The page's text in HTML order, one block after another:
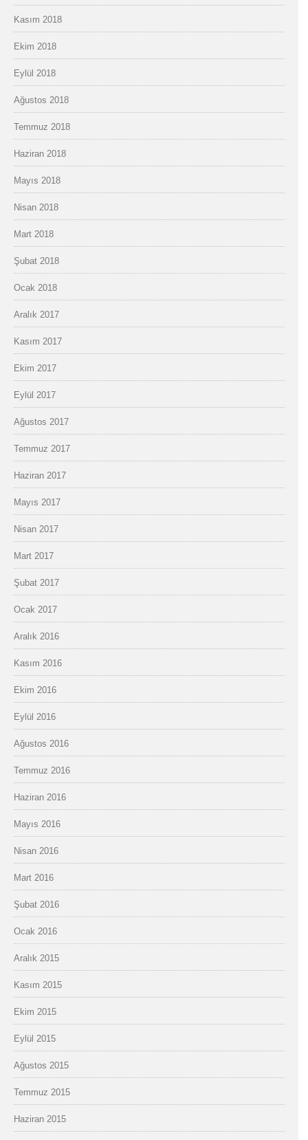
Kasım 2018
Ekim 2018
Eylül 2018
Ağustos 2018
Temmuz 2018
Haziran 2018
Mayıs 2018
Nisan 2018
Mart 2018
Şubat 2018
Ocak 2018
Aralık 2017
Kasım 2017
Ekim 2017
Eylül 2017
Ağustos 2017
Temmuz 2017
Haziran 2017
Mayıs 2017
Nisan 2017
Mart 2017
Şubat 2017
Ocak 2017
Aralık 2016
Kasım 2016
Ekim 2016
Eylül 2016
Ağustos 2016
Temmuz 2016
Haziran 2016
Mayıs 2016
Nisan 2016
Mart 2016
Şubat 2016
Ocak 2016
Aralık 2015
Kasım 2015
Ekim 2015
Eylül 2015
Ağustos 2015
Temmuz 2015
Haziran 2015